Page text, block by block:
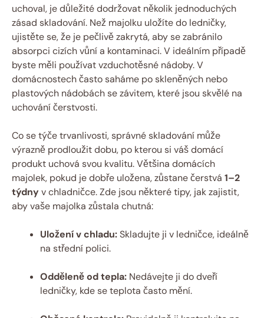
uchoval, je důležité dodržovat několik jednoduchých
zásad skladování. Než majolku uložíte do ledničky,
ujistěte se, že je pečlivě zakrytá, aby se zabránilo
absorpci cizích vůní a kontaminaci. V ideálním případě
byste měli používat vzduchotěsné nádoby. V
domácnostech často saháme po skleněných nebo
plastových nádobách se závitem, které jsou skvělé na
uchování čerstvosti.
Co se týče trvanlivosti, správné skladování může
výrazně prodloužit dobu, po kterou si váš domácí
produkt uchová svou kvalitu. Většina domácích
majolek, pokud je dobře uložena, zůstane čerstvá 1–2
týdny v chladničce. Zde jsou některé tipy, jak zajistit,
aby vaše majolka zůstala chutná:
Uložení v chladu:Skladujte ji v ledničce, ideálně
na střední polici.
Odděleně od tepla: Nedávejte ji do dveří
ledničky, kde se teplota často mění.